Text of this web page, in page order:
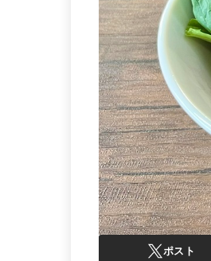
ポスト